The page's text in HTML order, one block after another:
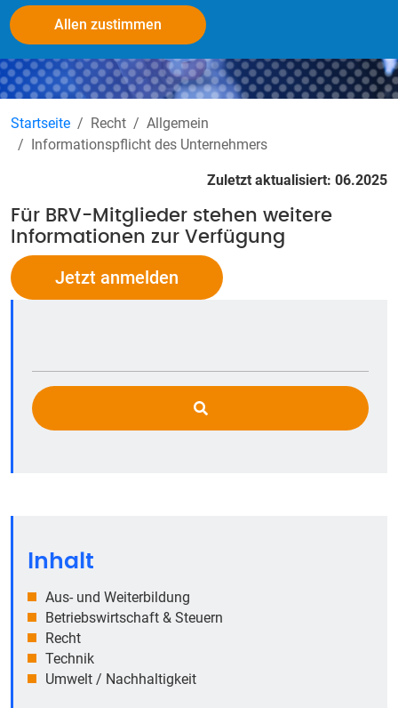
Allen zustimmen
Unternehmers
Startseite Recht
Allgemein
Informationspflicht des Unternehmers
Zuletzt aktualisiert: 06.2025
Für BRV-Mitglieder stehen weitere
Informationen zur Verfügung
Jetzt anmelden
Inhalt
Aus- und Weiterbildung
Betriebswirtschaft & Steuern
Recht
Technik
Umwelt / Nachhaltigkeit